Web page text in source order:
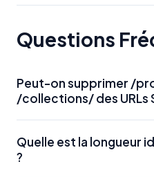
Questions
Peut-on supprimer /
/collections/ des URLs
organiser sa base de
solutions techniques
Quelle est la longueur
?